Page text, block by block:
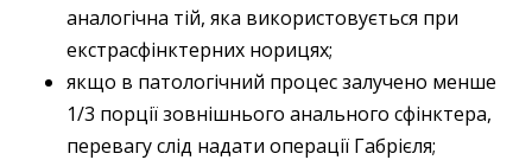
аналогічна тій, яка використовується при
екстрасфінктерних норицях;
якщо в патологічний процес залучено менше
1/3 порції зовнішнього анального сфінктера,
перевагу слід надати операції Габрієля;